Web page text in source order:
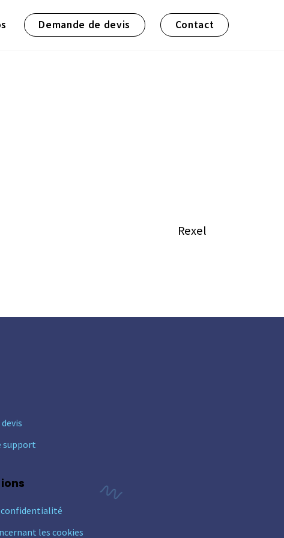
Demande de devis Contact
Rexel
support
les cookies